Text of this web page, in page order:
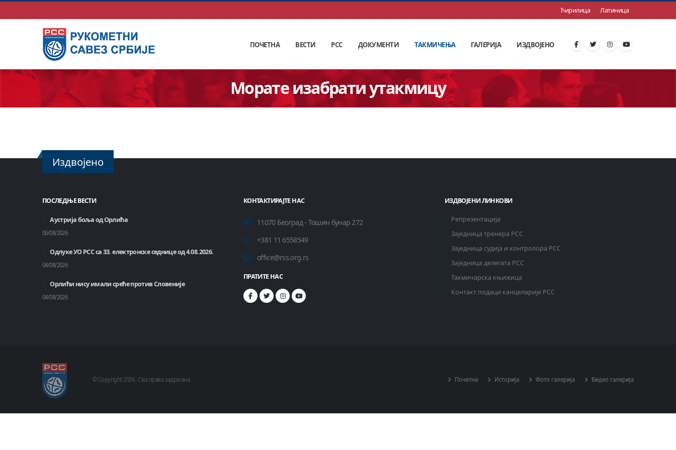
Ћирилица Латиница
ПОЧЕТНА ВЕСТИ РСС ДОКУМЕНТИ ТАКМИЧЕЊА ГАЛЕРИЈА ИЗДВОЈЕНО
Морате изабрати утакмицу
Издвојено
ПОСЛЕДЊЕ ВЕСТИ
Аустрија боља од Орлића
06/08/2026
Одлуке УО РСС са 33. електронске седнице од 4.08.2026.
04/08/2026
Орлићи нису имали среће против Словеније
04/08/2026
КОНТАКТИРАЈТЕ НАС
11070 Београд - Тошин бунар 272
+381 11 6558549
office@rss.org.rs
ПРАТИТЕ НАС
ИЗДВОЈЕНИ ЛИНКОВИ
Репрезентација
Заједница тренера РСС
Заједница судија и контролора РСС
Заједница делегата РСС
Такмичарска књижица
Контакт подаци канцеларије РСС
© Copyright 2026 . Сва права задржана. Почетна Историја Фото галерија Видео галерија